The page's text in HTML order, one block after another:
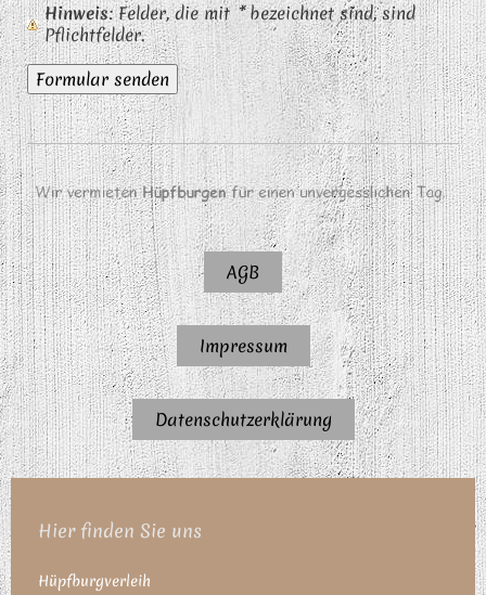
Hinweis : Felder, die mit*bezeichnet sind, sind
Pflichtfelder.
AGB
Impressum
Datenschutzerklärung
Hier finden Sie uns
Hüpfburgverleih